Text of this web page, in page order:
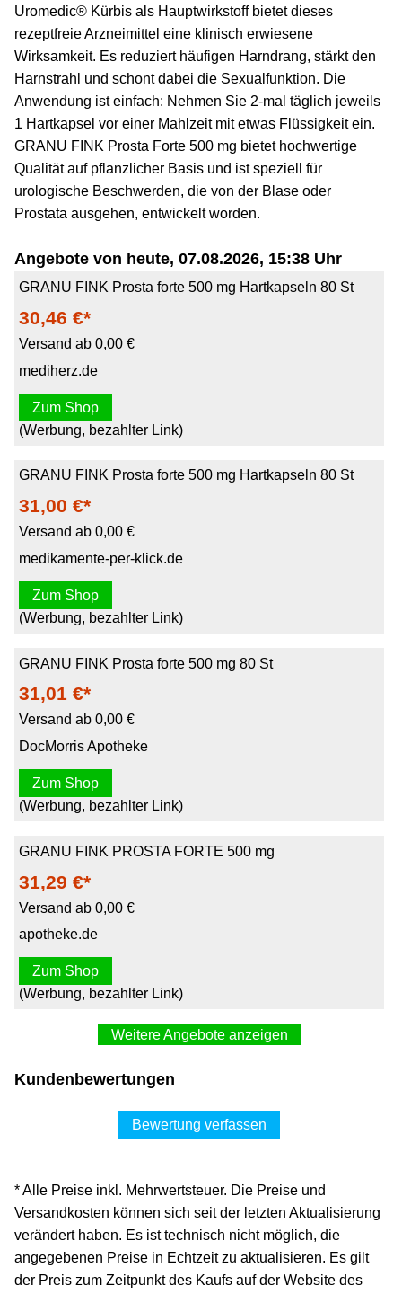
Uromedic® Kürbis als Hauptwirkstoff bietet dieses
rezeptfreie Arzneimittel eine klinisch erwiesene
Wirksamkeit. Es reduziert häufigen Harndrang, stärkt den
Harnstrahl und schont dabei die Sexualfunktion. Die
Anwendung ist einfach: Nehmen Sie 2-mal täglich jeweils
1 Hartkapsel vor einer Mahlzeit mit etwas Flüssigkeit ein.
GRANU FINK Prosta Forte 500 mg bietet hochwertige
Qualität auf pflanzlicher Basis und ist speziell für
urologische Beschwerden, die von der Blase oder
Prostata ausgehen, entwickelt worden.
Angebote von heute, 07.08.2026, 15:38 Uhr
GRANU FINK Prosta forte 500 mg Hartkapseln 80 St
30,46 €*
Versand ab 0,00 €
mediherz.de
Zum Shop
(Werbung, bezahlter Link)
GRANU FINK Prosta forte 500 mg Hartkapseln 80 St
31,00 €*
Versand ab 0,00 €
medikamente-per-klick.de
Zum Shop
(Werbung, bezahlter Link)
GRANU FINK Prosta forte 500 mg 80 St
31,01 €*
Versand ab 0,00 €
DocMorris Apotheke
Zum Shop
(Werbung, bezahlter Link)
GRANU FINK PROSTA FORTE 500 mg
31,29 €*
Versand ab 0,00 €
apotheke.de
Zum Shop
(Werbung, bezahlter Link)
Weitere Angebote anzeigen
Versand ab 0,00 €
Zum Shop
(Werbung, bezahlter Link)
GRANU FINK PROSTA FORTE 500 mg
32,59 €*
Kundenbewertungen
Bewertung verfassen
* Alle Preise inkl. Mehrwertsteuer. Die Preise und
Versandkosten können sich seit der letzten Aktualisierung
verändert haben. Es ist technisch nicht möglich, die
angegebenen Preise in Echtzeit zu aktualisieren. Es gilt
der Preis zum Zeitpunkt des Kaufs auf der Website des